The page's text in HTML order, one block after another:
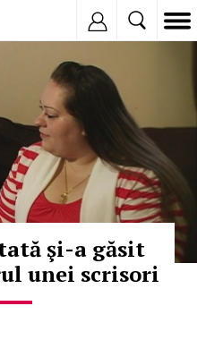
şi-a găsit
unei scrisori